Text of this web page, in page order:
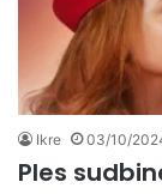
Ikre 03/10/
Ples